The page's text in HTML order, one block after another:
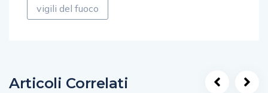
vigili del fuoco
Articoli Correlati